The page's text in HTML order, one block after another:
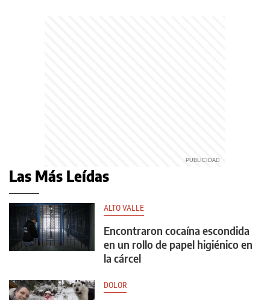
Las Más Leídas
ALTO VALLE
Encontraron cocaína escondida
en un rollo de papel higiénico en
la cárcel
DOLOR